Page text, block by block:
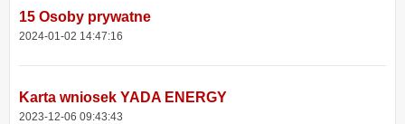
15 Osoby prywatne
2024-01-02 14:47:16
Karta wniosek YADA ENERGY
2023-12-06 09:43:43